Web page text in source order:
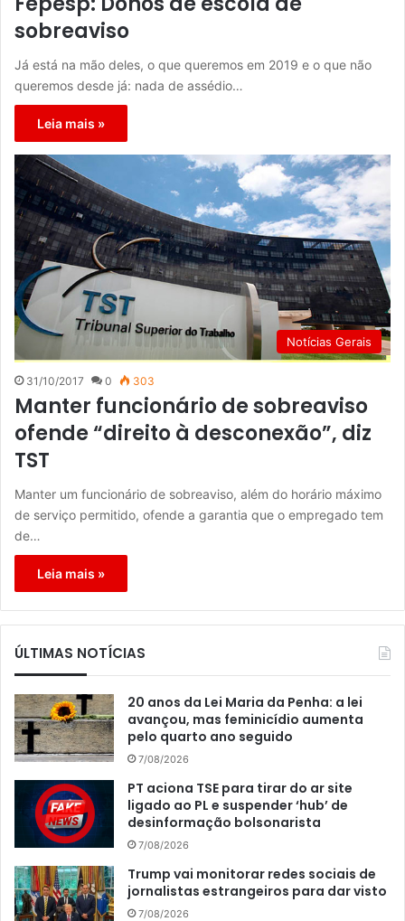
sobreaviso
Já está na mão deles, o que queremos em 2019 e o que não
queremos desde já: nada de assédio…
Leia mais »
Notícias Gerais
31/10/2017 0 303
Manter funcionário de sobreaviso
ofende “direito à desconexão”, diz
TST
Manter um funcionário de sobreaviso, além do horário máximo
de serviço permitido, ofende a garantia que o empregado tem
de…
Leia mais »
ÚLTIMAS NOTÍCIAS
20 anos da Lei Maria da Penha: a lei
avançou, mas feminicídio aumenta
pelo quarto ano seguido
7/08/2026
PT aciona TSE para tirar do ar site
ligado ao PL e suspender ‘hub’ de
desinformação bolsonarista
7/08/2026
Trump vai monitorar redes sociais de
jornalistas estrangeiros para dar visto
7/08/2026